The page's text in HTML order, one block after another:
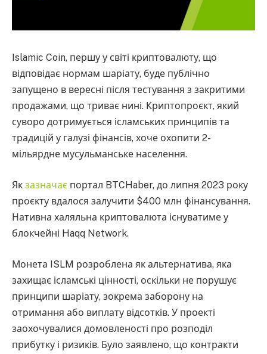
Islamic Coin, першу у світі криптовалюту, що
відповідає нормам шаріату, буде публічно
запущено в вересні після тестування з закритими
продажами, що триває нині. Криптопроєкт, який
суворо дотримується ісламських принципів та
традицій у галузі фінансів, хоче охопити 2-
мільярдне мусульманське населення.
Як зазначає портал BTCHaber, до липня 2023 року
проєкту вдалося залучити $400 млн фінансування.
Нативна халяльна криптовалюта існуватиме у
блокчейні Haqq Network.
Монета ISLM розроблена як альтернатива, яка
захищає ісламські цінності, оскільки не порушує
принципи шаріату, зокрема заборону на
отримання або виплату відсотків. У проекті
заохочувалися домовленості про розподіл
прибутку і ризиків. Було заявлено, що контракти